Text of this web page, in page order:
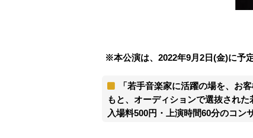
※本公演は、2022年9月2日(金)に予
「若手音楽家に活躍の場を、お
もと、オーディションで選抜され
入場料500円・上演時間60分のコン